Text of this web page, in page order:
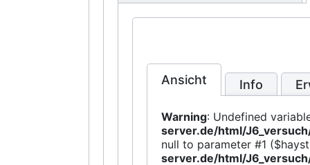
Ansicht Info
Warning: Undefined
server.de/html/
null to parameter #1
server.de/html/